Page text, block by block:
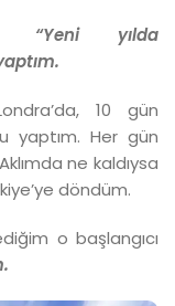
“Yeni yılda
10 gün
yaptım. Her gün
ne kaldıysa
döndüm.
o başlangıcı